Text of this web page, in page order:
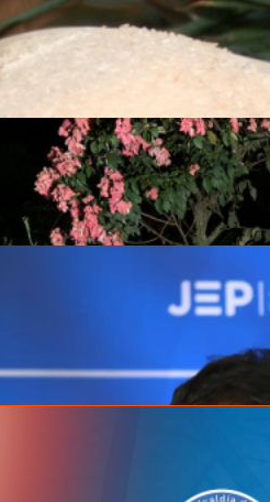
lo permitido por el
Cali? Hallan 420
de las